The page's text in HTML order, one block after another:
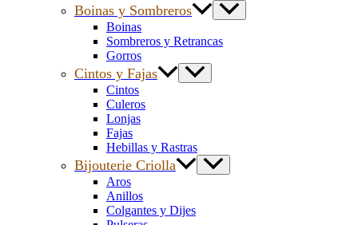
Boinas y Sombreros
Boinas
Sombreros y Retrancas
Gorros
Cintos y Fajas
Cintos
Culeros
Lonjas
Fajas
Hebillas y Rastras
Bijouterie Criolla
Aros
Anillos
Colgantes y Dijes